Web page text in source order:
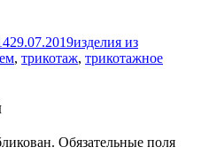
29.07.2019изделия из
, трикотаж, трикотажное
Обязательные поля